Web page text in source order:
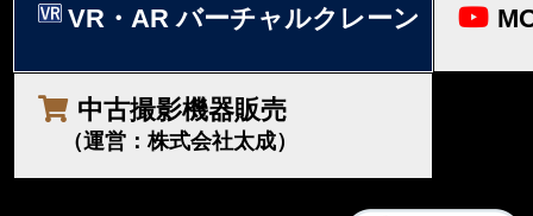
VR・AR バーチャルクレーン
中古撮影機器販売
（運営：株式会社太成）